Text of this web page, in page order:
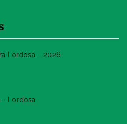
Lordosa – 2026
– Lordosa